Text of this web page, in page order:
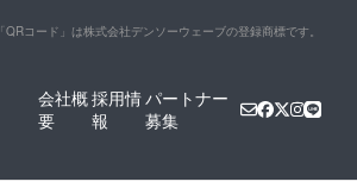
「QRコード」は株式会社デンソーウェーブの登録商標です。
会社概
要
採用情
報
パートナー
募集